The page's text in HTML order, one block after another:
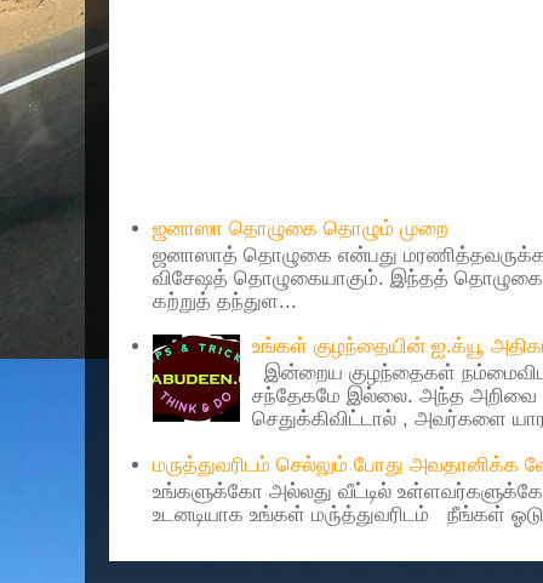
ஜனாஸா தொழுகை தொழும் முறை
ஜனாஸாத் தொழுகை என்பது
விசேஷத் தொழுகையாகும். இந்தத்
கற்றுத் தந்துள...
உங்கள் குழந்தையின் ஐ.க்யூ
இன்றைய குழந்தைகள்
சந்தேகமே இல்லை. அந்த
செதுக்கிவிட்டால் , அவர்களை
மருத்துவரிடம் செல்லும் போது அவதானிக்க
உங்களுக்கோ அல்லது வீட்டில்
உடனடியாக உங்கள் மரு்த்துவரிடம் நீங்கள்